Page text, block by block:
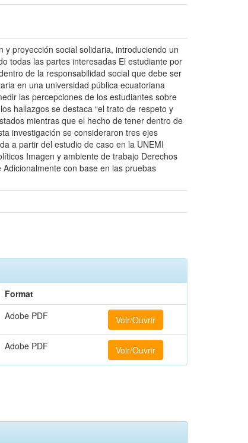
proyección social solidaria, introduciendo un
todas las partes interesadas El estudiante por
de la responsabilidad social que debe ser
en una universidad pública ecuatoriana
las percepciones de los estudiantes sobre
hallazgos se destaca “el trato de respeto y
mientras que el hecho de tener dentro de
investigación se consideraron tres ejes
a partir del estudio de caso en la UNEMI
Imagen y ambiente de trabajo Derechos
con base en las pruebas
Format
Adobe PDF Voir/Ouvrir
Adobe PDF Voir/Ouvrir